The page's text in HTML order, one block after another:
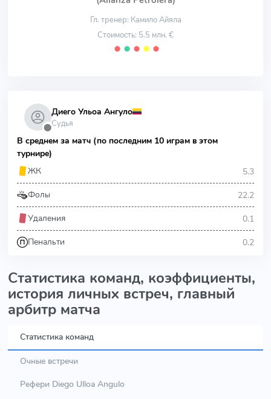
Гл. тренер: Камило Айяла
Стоимость: 5.5 млн. €
⬤ ⬤ ⬤ ⬤ ⬤
⬤
Диего Ульоа Ангуло
Судья
В среднем за матч (по последним 10 играм в этом
турнире)
ЖК
5.3
Фолы 22.2
Удаления 0.1
Пенальти 0.2
Статистика команд, коэффициенты,
история личных встреч, главный
арбитр матча
Статистика команд
Очные встречи
Рефери Diego Ulloa Angulo